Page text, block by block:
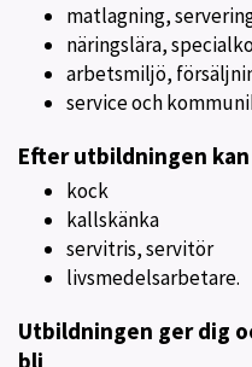
matlagning,
näringslära,
arbetsmiljö,
service och
Efter utbildningen
kock
kallskänka
servitris, servitör
livsmedelsarbetare.
Utbildningen ger dig
bli